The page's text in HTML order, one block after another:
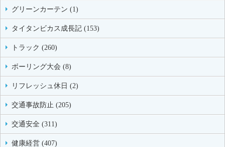
グリーンカーテン (1)
タイタンビカス成長記 (153)
トラック (260)
ボーリング大会 (8)
リフレッシュ休日 (2)
交通事故防止 (205)
交通安全 (311)
健康経営 (407)